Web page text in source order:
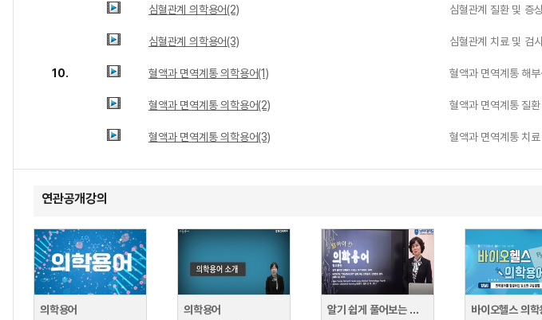
심혈관계 의학용어(2) 심혈관계 질환 및 증
심혈관계 의학용어(3) 심혈관계 치료 및 검
10. 혈액과 면역계통 의학용어(1) 혈액과 면역계통 해
혈액과 면역계통 의학용어(2) 혈액과 면역계통 질
혈액과 면역계통 의학용어(3) 혈액과 면역계통 치
연관공개강의
의학용어
의학용어
알기 쉽게 풀어보는 간호의학용어(알아야 할 의학용어)
바이오헬스 의학